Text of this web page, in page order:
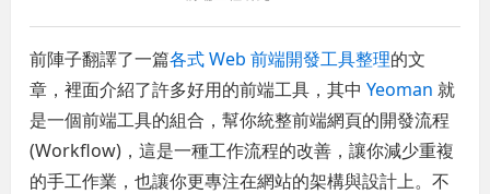
前陣子翻譯了一篇各式 Web 前端開發工具整理的文
章，裡面介紹了許多好用的前端工具，其中Yeoman 就
是一個前端工具的組合，幫你統整前端網頁的開發流程
(Workflow)，這是一種工作流程的改善，讓你減少重複
的手工作業，也讓你更專注在網站的架構與設計上。不